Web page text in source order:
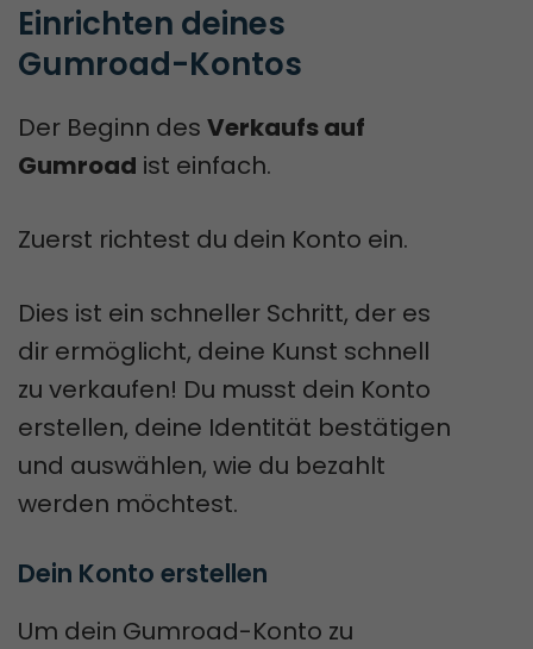
Einrichten deines
Gumroad-Kontos
Der Beginn des Verkaufs auf
Gumroad ist einfach.
Zuerst richtest du dein Konto ein.
Dies ist ein schneller Schritt, der es
dir ermöglicht, deine Kunst schnell
zu verkaufen! Du musst dein Konto
erstellen, deine Identität bestätigen
und auswählen, wie du bezahlt
werden möchtest.
Dein Konto erstellen
Um dein Gumroad-Konto zu